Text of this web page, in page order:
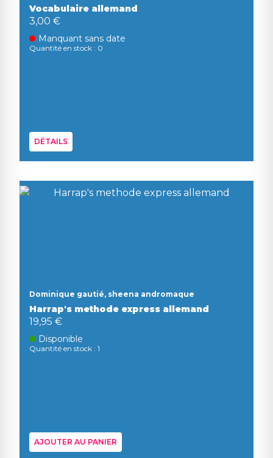
Vocabulaire allemand
3,00 €
Manquant sans date
Quantité en stock : 0
DÉTAILS
Dominique gautié, sheena andromaque
Harrap's methode express allemand
19,95 €
Disponible
Quantité en stock : 1
AJOUTER AU PANIER